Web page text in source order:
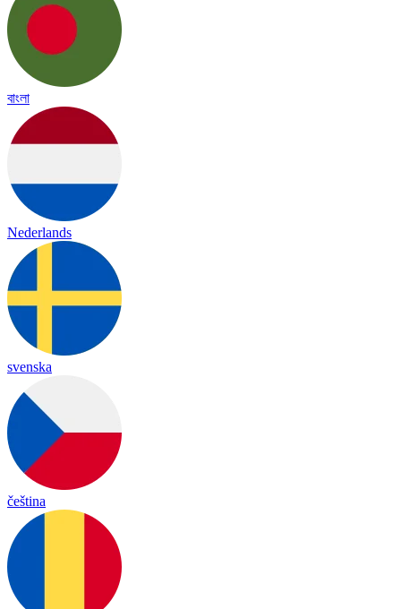
বাংলা
Nederlands
svenska
čeština